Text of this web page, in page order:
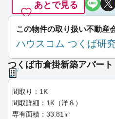
あとで見る
この物件の取り扱い不動産
ハウスコム つくば研
つくば市倉掛新築アパー
間取り：1K
間取詳細：1K（洋８）
専有面積：33.81㎡